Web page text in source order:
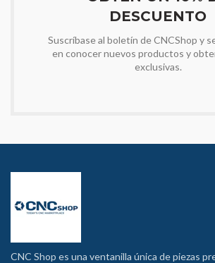
DESCUENTO
Suscríbase al boletín de CNCShop y
en conocer nuevos productos y
exclusivas.
CNC Shop es una ventanilla única de piezas